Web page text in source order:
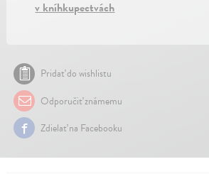
v kníhkupectvách
Pridať do wishlistu
Odporučiť známemu
Zdielať na Facebooku